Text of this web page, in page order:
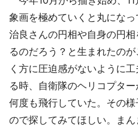
象画を極めていくと丸にな
治良さんの円相や自身の円
るのだろう？と生まれたの
く方に圧迫感がないように
る時、自衛隊のヘリコプタ
何度も飛行していた。その
ので探してみてほしい。ま